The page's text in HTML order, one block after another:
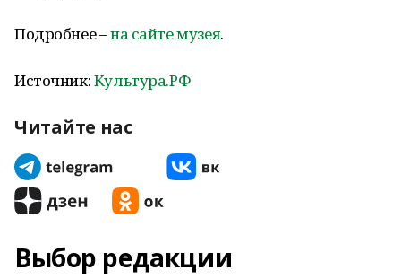
Подробнее –на сайте музея.
Источник:Культура.РФ
Читайте нас
Выбор редакции